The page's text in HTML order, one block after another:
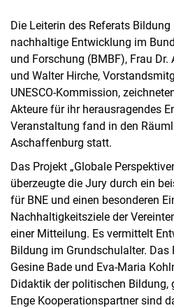
Die Leiterin des Referats
nachhaltige Entwicklung im
und Forschung (BMBF), Frau Dr.
und Walter Hirche,
UNESCO-Kommission,
Akteure für ihr herausragendes
Veranstaltung fand in den
Aschaffenburg statt.
Das Projekt „Globale
überzeugte die Jury durch ein
für BNE und einen besonderen
Nachhaltigkeitsziele der
einer Mitteilung. Es vermittelt
Bildung im Grundschulalter. Das
Gesine Bade und Eva-Maria
Didaktik der politischen Bildung,
Enge Kooperationspartner sind